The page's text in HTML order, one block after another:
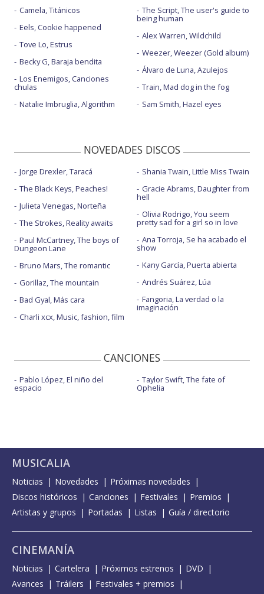
Camela, Titánicos
Eels, Cookie happened
Tove Lo, Estrus
Becky G, Baraja bendita
Los Enemigos, Canciones
chulas
Natalie Imbruglia, Algorithm
The Script, The user's guide to
being human
Alex Warren, Wildchild
Weezer, Weezer (Gold album)
Álvaro de Luna, Azulejos
Train, Mad dog in the fog
Sam Smith, Hazel eyes
NOVEDADES DISCOS
Jorge Drexler, Taracá
The Black Keys, Peaches!
Julieta Venegas, Norteña
The Strokes, Reality awaits
Paul McCartney, The boys of
Dungeon Lane
Bruno Mars, The romantic
Gorillaz, The mountain
Bad Gyal, Más cara
Charli xcx, Music, fashion, film
Shania Twain, Little Miss Twain
Gracie Abrams, Daughter from
hell
Olivia Rodrigo, You seem
pretty sad for a girl so in love
Ana Torroja, Se ha acabado el
show
Kany García, Puerta abierta
Andrés Suárez, Lúa
Fangoria, La verdad o la
imaginación
CANCIONES
Pablo López, El niño del
espacio
Taylor Swift, The fate of
Ophelia
MUSICALIA
Noticias Novedades
Próximas novedades
Discos históricos
Canciones Festivales
Premios
Artistas y grupos
Portadas Listas Guía / directorio
CINEMANÍA
Noticias Cartelera Próximos estrenos
DVD
Avances
Tráilers
Festivales + premios